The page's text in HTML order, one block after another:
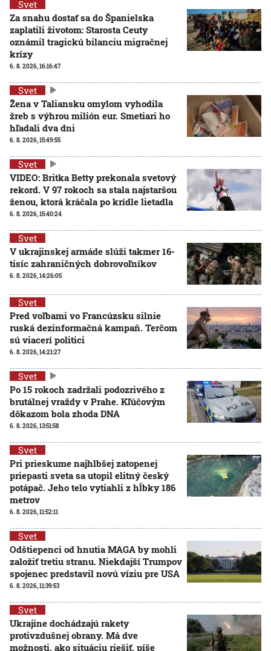
Svet
Za snahu dostať sa do Španielska
zaplatili životom: Starosta Ceuty
oznámil tragickú bilanciu migračnej
krízy
6. 8. 2026, 16:16:47
Svet
Žena v Taliansku omylom vyhodila
žreb s výhrou milión eur. Smetiari ho
hľadali dva dni
6. 8. 2026, 15:49:55
Svet
VIDEO: Britka Betty prekonala svetový
rekord. V 97 rokoch sa stala najstaršou
ženou, ktorá kráčala po krídle lietadla
6. 8. 2026, 15:40:24
Svet
V ukrajinskej armáde slúži takmer 16-
tisíc zahraničných dobrovoľníkov
6. 8. 2026, 14:26:05
Svet
Pred voľbami vo Francúzsku silnie
ruská dezinformačná kampaň. Terčom
sú viacerí politici
6. 8. 2026, 14:21:27
Svet
Po 15 rokoch zadržali podozrivého z
brutálnej vraždy v Prahe. Kľúčovým
dôkazom bola zhoda DNA
6. 8. 2026, 13:51:58
Svet
Pri prieskume najhlbšej zatopenej
priepasti sveta sa utopil elitný český
potápač. Jeho telo vytiahli z hĺbky 186
metrov
6. 8. 2026, 11:52:11
Svet
Odštiepenci od hnutia MAGA by mohli
založiť tretiu stranu. Niekdajší Trumpov
spojenec predstavil novú víziu pre USA
6. 8. 2026, 11:39:53
Svet
Ukrajine dochádzajú rakety
protivzdušnej obrany. Má dve
možnosti, ako situáciu riešiť, píše